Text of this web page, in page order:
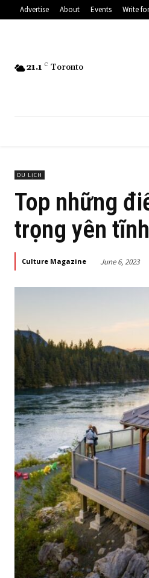
Advertise About Events Write
21.1 C Toronto
DU LỊCH
Top những
trọng yên
Culture Magazine June 6, 2023